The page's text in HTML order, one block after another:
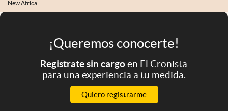
New Africa
¡Queremos conocerte!
Registrate sin cargoen El Cronista
para una experiencia a tu medida.
Quiero registrarme